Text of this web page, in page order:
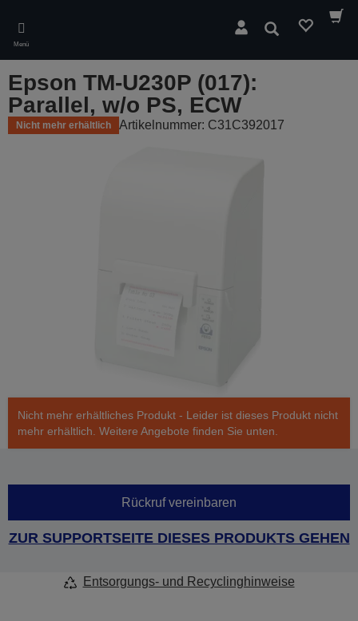
main
content
Menü
Suchen
Epson TM-U230P (017):
Parallel, w/o PS, ECW
Nicht mehr erhältlich Artikelnummer: C31C392017
Nicht mehr erhältliches Produkt - Leider ist dieses Produkt nicht
mehr erhältlich. Weitere Angebote finden Sie unten.
Rückruf vereinbaren
ZUR SUPPORTSEITE DIESES PRODUKTS GEHEN
Entsorgungs- und Recyclinghinweise